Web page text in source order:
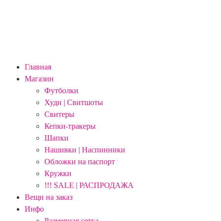
Главная
Магазин
Футболки
Худи | Свитшоты
Свитеры
Кепки-тракеры
Шапки
Нашивки | Наспинники
Обложки на паспорт
Кружки
!!! SALE | РАСПРОДАЖА
Вещи на заказ
Инфо